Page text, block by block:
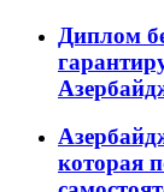
Диплом
которая